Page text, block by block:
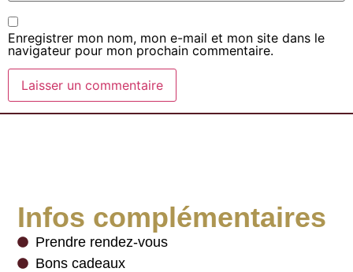
Enregistrer mon nom, mon e-mail et mon site dans le
navigateur pour mon prochain commentaire.
Infos complémentaires
Prendre rendez-vous
Bons cadeaux